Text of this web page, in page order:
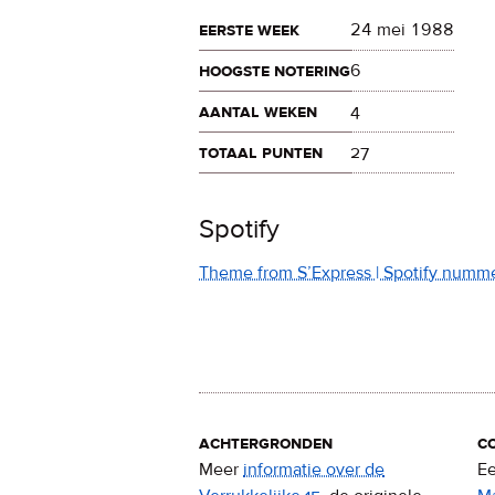
eerste week
24 mei 1988
hoogste notering6
aantal weken
4
totaal punten
27
Spotify
Theme from S’Express | Spotify
achtergronden
Meer informatie over de